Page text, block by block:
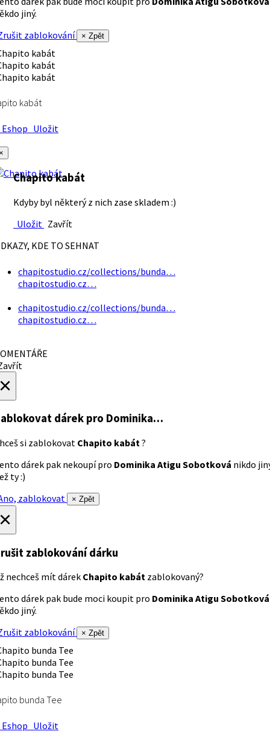
jiný.
zablokování
× Zpět
kabát
Uložit
Chapito kabát
Kdyby byl některý z nich zase skladem :)
Uložit Zavřít
KDE TO SEHNAT
chapitostudio.cz/collections/bunda…
chapitostudio.cz…
chapitostudio.cz/collections/bunda…
chapitostudio.cz…
dárek pro Dominika…
si zablokovat Chapito kabát ?
dárek pak nekoupí pro Dominika Atigu Sobotková nikdo
ty :)
zablokovat
× Zpět
zablokování dárku
nechceš mít dárek Chapito kabát zablokovaný?
dárek pak bude moci koupit pro Dominika Atigu Sobotková
jiný.
zablokování
× Zpět
bunda Tee
Uložit